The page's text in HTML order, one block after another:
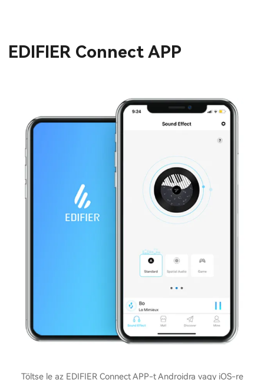
EDIFIER Connect APP
Töltse le az EDIFIER Connect APP-t Androidra vagy iOS-re